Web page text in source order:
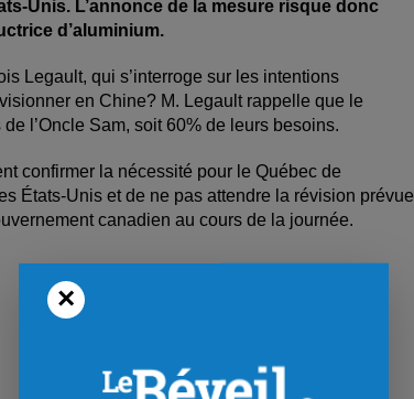
Unis. L’annonce de la mesure risque donc
d’aluminium.
Legault, qui s’interroge sur les intentions
en Chine? M. Legault rappelle que le
l’Oncle Sam, soit 60% de leurs besoins.
confirmer la nécessité pour le Québec de
États-Unis et de ne pas attendre la révision prévue
canadien au cours de la journée.
×